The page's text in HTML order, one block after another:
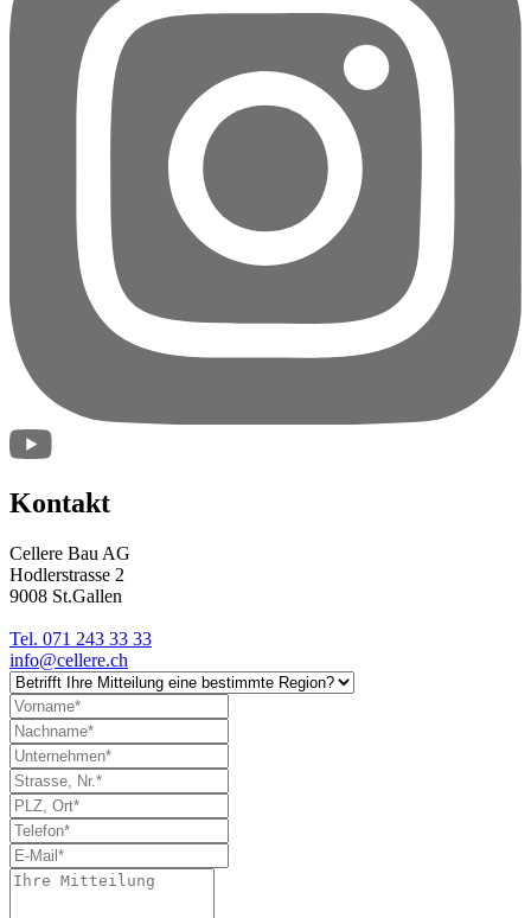
Kontakt
Cellere Bau AG
Hodlerstrasse 2
9008 St.Gallen
Tel. 071 243 33 33
info@cellere.ch